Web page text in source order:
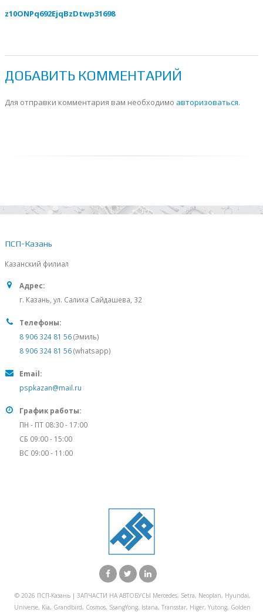
z10ONPq692EjqBzDtwp31698
ДОБАВИТЬ КОММЕНТАРИЙ
Для отправки комментария вам необходимо авторизоваться.
ПСП-Казань
Казанский филиал
Адрес:
г. Казань, ул. Салиха Сайдашева, 32
Телефоны:
8 906 324 81 56(Эмиль)
8 906 324 81 56(whatsapp)
Email:
pspkazan@mail.ru
График работы:
ПН - ПТ 08:30 - 17:00
СБ 09:00 - 15:00
ВС 09:00 - 11:00
© 2026 ПСП-Казань | ЗАПЧАСТИ НА АВТОБУСЫ Mercedes, Setra, Neoplan, Hyundai,
Universe, Kia, Grandbird, Cosmos, SsangYong, Istana, Transstar, Higer, Yutong, Golden